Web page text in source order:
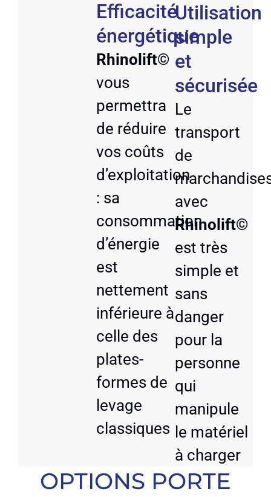
Efficacité
énergétique
Rhinolift©
vous
permettra
de réduire
vos coûts
d’exploitation
: sa
consommation
d’énergie
est
nettement
inférieure à
celle des
plates-
formes de
levage
classiques
Utilisation
simple
et
sécurisée
Le
transport
de
avec
Rhinolift©
est très
simple et
sans
danger
pour la
personne
qui
manipule
le matériel
à charger
OPTIONS PORTE